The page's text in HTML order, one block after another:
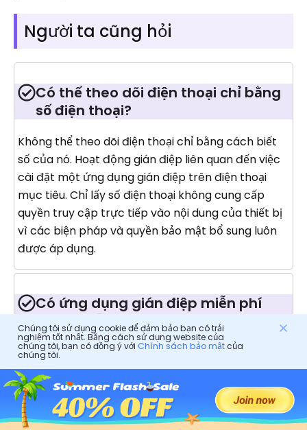
Người ta cũng hỏi
Có thể theo dõi điện thoại chỉ bằng
số điện thoại?
Không thể theo dõi điện thoại chỉ bằng cách biết
số của nó. Hoạt động gián điệp liên quan đến việc
cài đặt một ứng dụng gián điệp trên điện thoại
mục tiêu. Chỉ lấy số điện thoại không cung cấp
quyền truy cập trực tiếp vào nội dung của thiết bị
vì các biện pháp và quyền bảo mật bổ sung luôn
được áp dụng.
Có ứng dụng gián điệp miễn phí
nào có sẵn không?
Mặc dù một số ứng dụng gián điệp công bằng
tuyên bố là miễn phí nhưng hãy thận trọng khi xử
lý các ưu đãi như vậy. Nhiều ứng dụng gián điệp
miễn phí có những hạn chế về tính năng, độ tin
cậy và bảo mật. Một số thậm chí có thể gây nguy
Chúng tôi sử dụng cookie để đảm bảo bạn có trải
nghiệm tốt nhất. Bằng cách sử dụng website của
chúng tôi, bạn có đồng ý với Chính sách bảo mậtcủa
chúng tôi.